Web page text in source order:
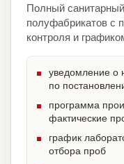
Полный
полуфабрикатов с
контроля и
уведомление о
по
программа
фактические
график
отбора проб